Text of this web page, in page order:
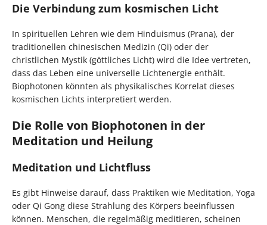
Die Verbindung zum kosmischen Licht
In spirituellen Lehren wie dem Hinduismus (Prana), der
traditionellen chinesischen Medizin (Qi) oder der
christlichen Mystik (göttliches Licht) wird die Idee vertreten,
dass das Leben eine universelle Lichtenergie enthält.
Biophotonen könnten als physikalisches Korrelat dieses
kosmischen Lichts interpretiert werden.
Die Rolle von Biophotonen in der
Meditation und Heilung
Meditation und Lichtfluss
Es gibt Hinweise darauf, dass Praktiken wie Meditation, Yoga
oder Qi Gong diese Strahlung des Körpers beeinflussen
können. Menschen, die regelmäßig meditieren, scheinen